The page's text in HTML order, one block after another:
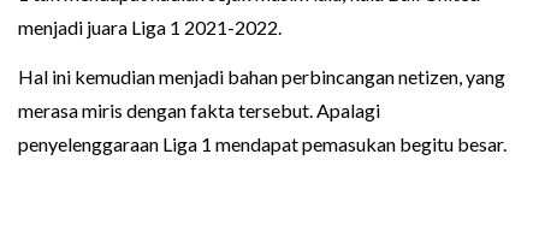
menjadi juara Liga 1 2021-2022.
Hal ini kemudian menjadi bahan perbincangan netizen, yang
merasa miris dengan fakta tersebut. Apalagi
penyelenggaraan Liga 1 mendapat pemasukan begitu besar.